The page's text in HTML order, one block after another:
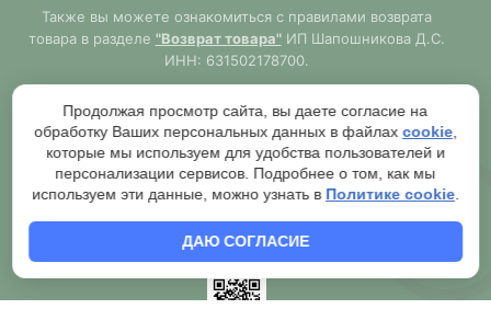
Также вы можете ознакомиться с правилами возврата
товара в разделе "Возврат товара"ИП Шапошникова Д.С.
ИНН: 631502178700.
https://samara777.ru
не является публичной офертой,
ВСЯ информация размещена в ознакомительных целях.
Согласно правилам описанным в разделе"Публичная
оферта"публичная оферта используется только при
обязательном оформлении заказа через Оператора сайта
чека.
Продолжая просмотр сайта, вы даете согласие на
обработку Ваших персональных данных в файлах cookie
которые мы используем для удобства пользователей и
персонализации сервисов. Подробнее о том, как мы
используем эти данные, можно узнать в Политике cookie
ДАЮ СОГЛАСИЕ